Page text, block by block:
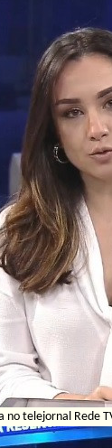
no telejornal Rede